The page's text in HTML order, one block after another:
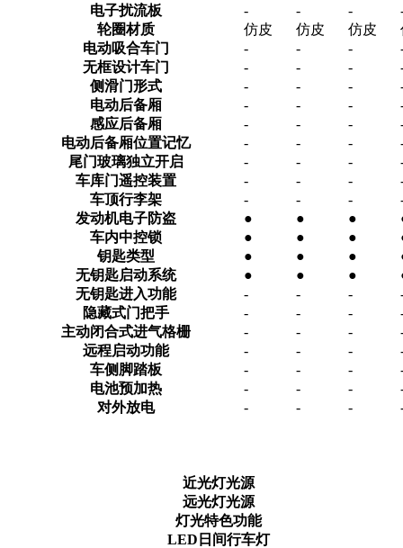
电子扰流板
- - -
轮圈材质
仿皮 仿皮 仿皮
电动吸合车门
- - -
无框设计车门
- - -
侧滑门形式
- - -
电动后备厢
- - -
感应后备厢
- - -
电动后备厢位置记忆
- - -
尾门玻璃独立开启
- - -
车库门遥控装置
- - -
车顶行李架
- - -
发动机电子防盗
● ● ●
车内中控锁
● ● ●
钥匙类型
● ● ●
无钥匙启动系统
● ● ●
无钥匙进入功能
- - -
隐藏式门把手
- - -
主动闭合式进气格栅
- - -
远程启动功能
- - -
车侧脚踏板
- - -
电池预加热
- - -
对外放电
- - -
近光灯光源
远光灯光源
灯光特色功能
LED日间行车灯